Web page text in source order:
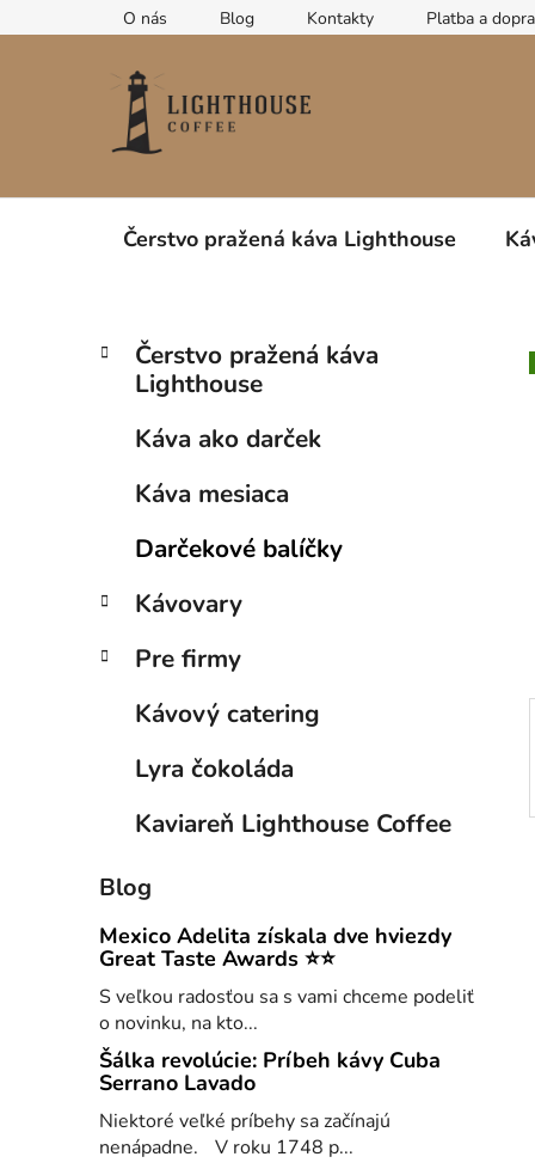
na
O nás Blog Kontakty Platba a
Čerstvo pražená káva Lighthouse
B
e
Preskočiť
kategórie
K
a
Čerstvo pražená káva
Lighthouse
Káva ako darček
Káva mesiaca
Darčekové balíčky
Kávovary
Pre firmy
Kávový catering
Lyra čokoláda
Kaviareň Lighthouse Coffee
Blog
Mexico Adelita získala dve hviezdy
Great Taste Awards ⭐⭐
S veľkou radosťou sa s vami chceme podeliť
o novinku, na kto...
Šálka revolúcie: Príbeh kávy Cuba
Serrano Lavado
Niektoré veľké príbehy sa začínajú
nenápadne. V roku 1748 p...